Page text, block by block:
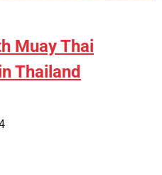
Muay Thai
Thailand